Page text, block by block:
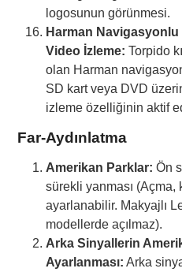
logosunun görünmesi.
Harman
Video İzleme: Torpido
olan Harman
SD kart veya DVD
izleme özelliğinin aktif
Far-Aydınlatma
Amerikan Parklar: Ön
sürekli yanması (Açma,
ayarlanabilir. Makyajlı
modellerde açılmaz).
Arka Sinyallerin
Ayarlanması: Arka